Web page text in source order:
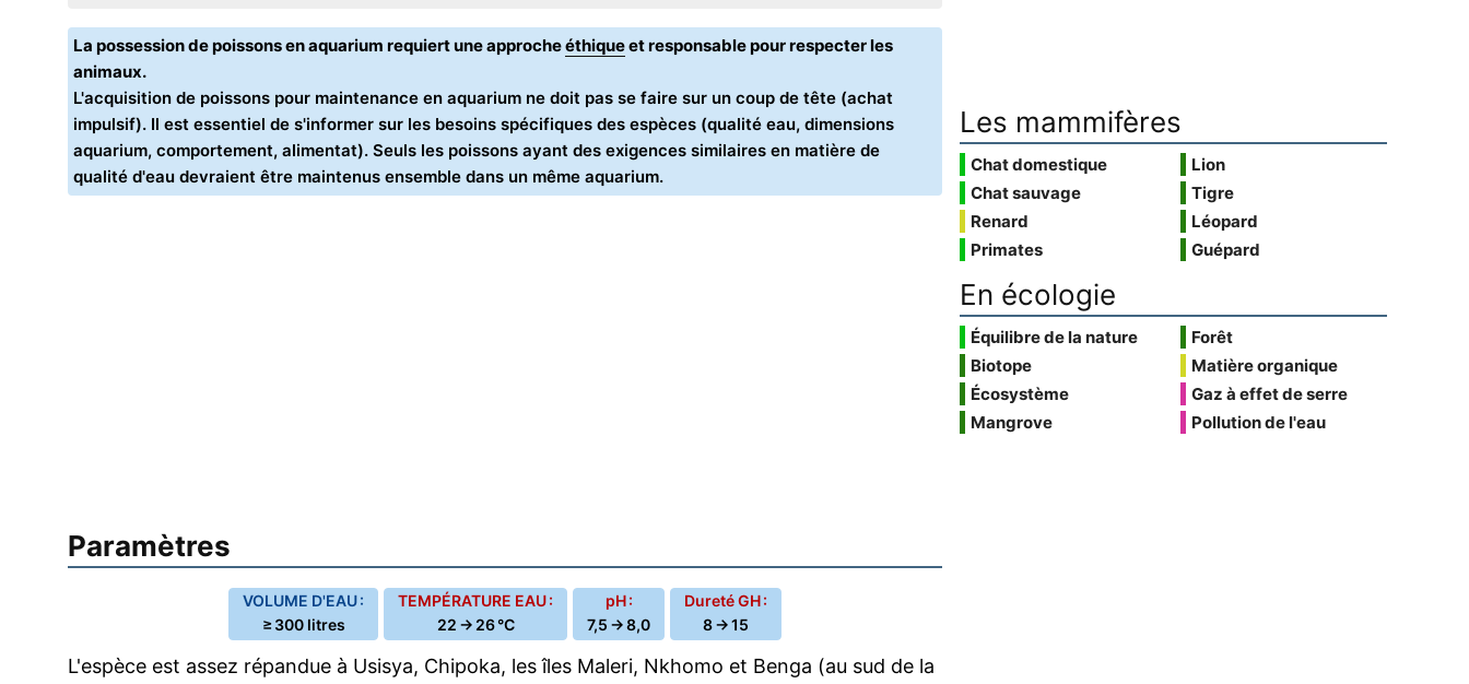
La possession de poissons en aquarium requiert une approcheéthiqueet responsable pour respecter les
animaux.
L'acquisition de poissons pour maintenance en aquarium ne doit pas se faire sur un coup de tête (achat
impulsif). Il est essentiel de s'informer sur les besoins spécifiques des espèces (qualité eau, dimensions
aquarium, comportement, alimentat). Seuls les poissons ayant des exigences similaires en matière de
qualité d'eau devraient être maintenus ensemble dans un même aquarium.
Paramètres
VOLUME D'EAU :
≥ 300 litres
TEMPÉRATURE EAU :
22 → 26 °C
pH :
7,5 → 8,0
Dureté GH :
8 → 15
L'espèce est assez répandue à Usisya, Chipoka, les îles Maleri, Nkhomo et Benga (au sud de la
Les mammifères
Chat domestique
Chat sauvage
Renard
Primates
Lion
Tigre
Léopard
Guépard
En écologie
Équilibre de la nature
Biotope
Écosystème
Mangrove
Forêt
Matière organique
Gaz à effet de serre
Pollution de l'eau